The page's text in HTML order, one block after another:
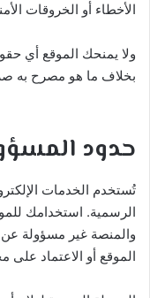
الأخطاء أو الخروقات
ولا يمنحك الموقع أي
بخلاف ما هو مصرح به
حدود
تُستخدم الخدمات
الرسمية. استخدامك
والمنصة غير مسؤولة
الموقع أو الاعتماد على